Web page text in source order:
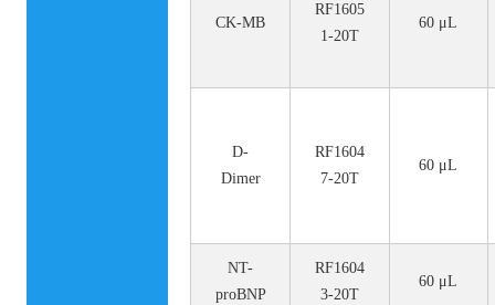
CK-MB
RF1605
1-20T
60 μL
D-
Dimer
RF1604
7-20T
60 μL
NT-
proBNP
RF1604
3-20T
60 μL